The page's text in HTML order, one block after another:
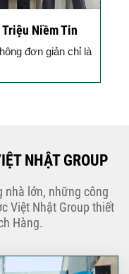
Niềm Tin
đơn giản chỉ là
NHẬT GROUP
nhà lớn, những công
Việt Nhật Group thiết
Hàng.